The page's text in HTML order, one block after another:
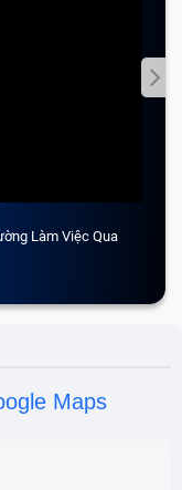
Làm Việc Qua
Maps